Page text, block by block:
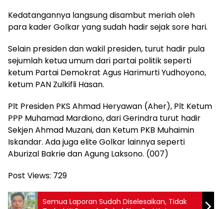
Kedatangannya langsung disambut meriah oleh
para kader Golkar yang sudah hadir sejak sore hari.
Selain presiden dan wakil presiden, turut hadir pula
sejumlah ketua umum dari partai politik seperti
ketum Partai Demokrat Agus Harimurti Yudhoyono,
ketum PAN Zulkifli Hasan.
Plt Presiden PKS Ahmad Heryawan (Aher), Plt Ketum
PPP Muhamad Mardiono, dari Gerindra turut hadir
Sekjen Ahmad Muzani, dan Ketum PKB Muhaimin
Iskandar. Ada juga elite Golkar lainnya seperti
Aburizal Bakrie dan Agung Laksono. (007)
Post Views: 729
Semua Laporan Sudah Diselesaikan, Tidak